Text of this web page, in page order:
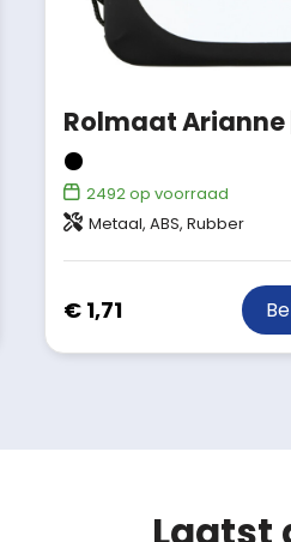
2492op voorraad
Metaal, ABS, Rubber
€ 1,71